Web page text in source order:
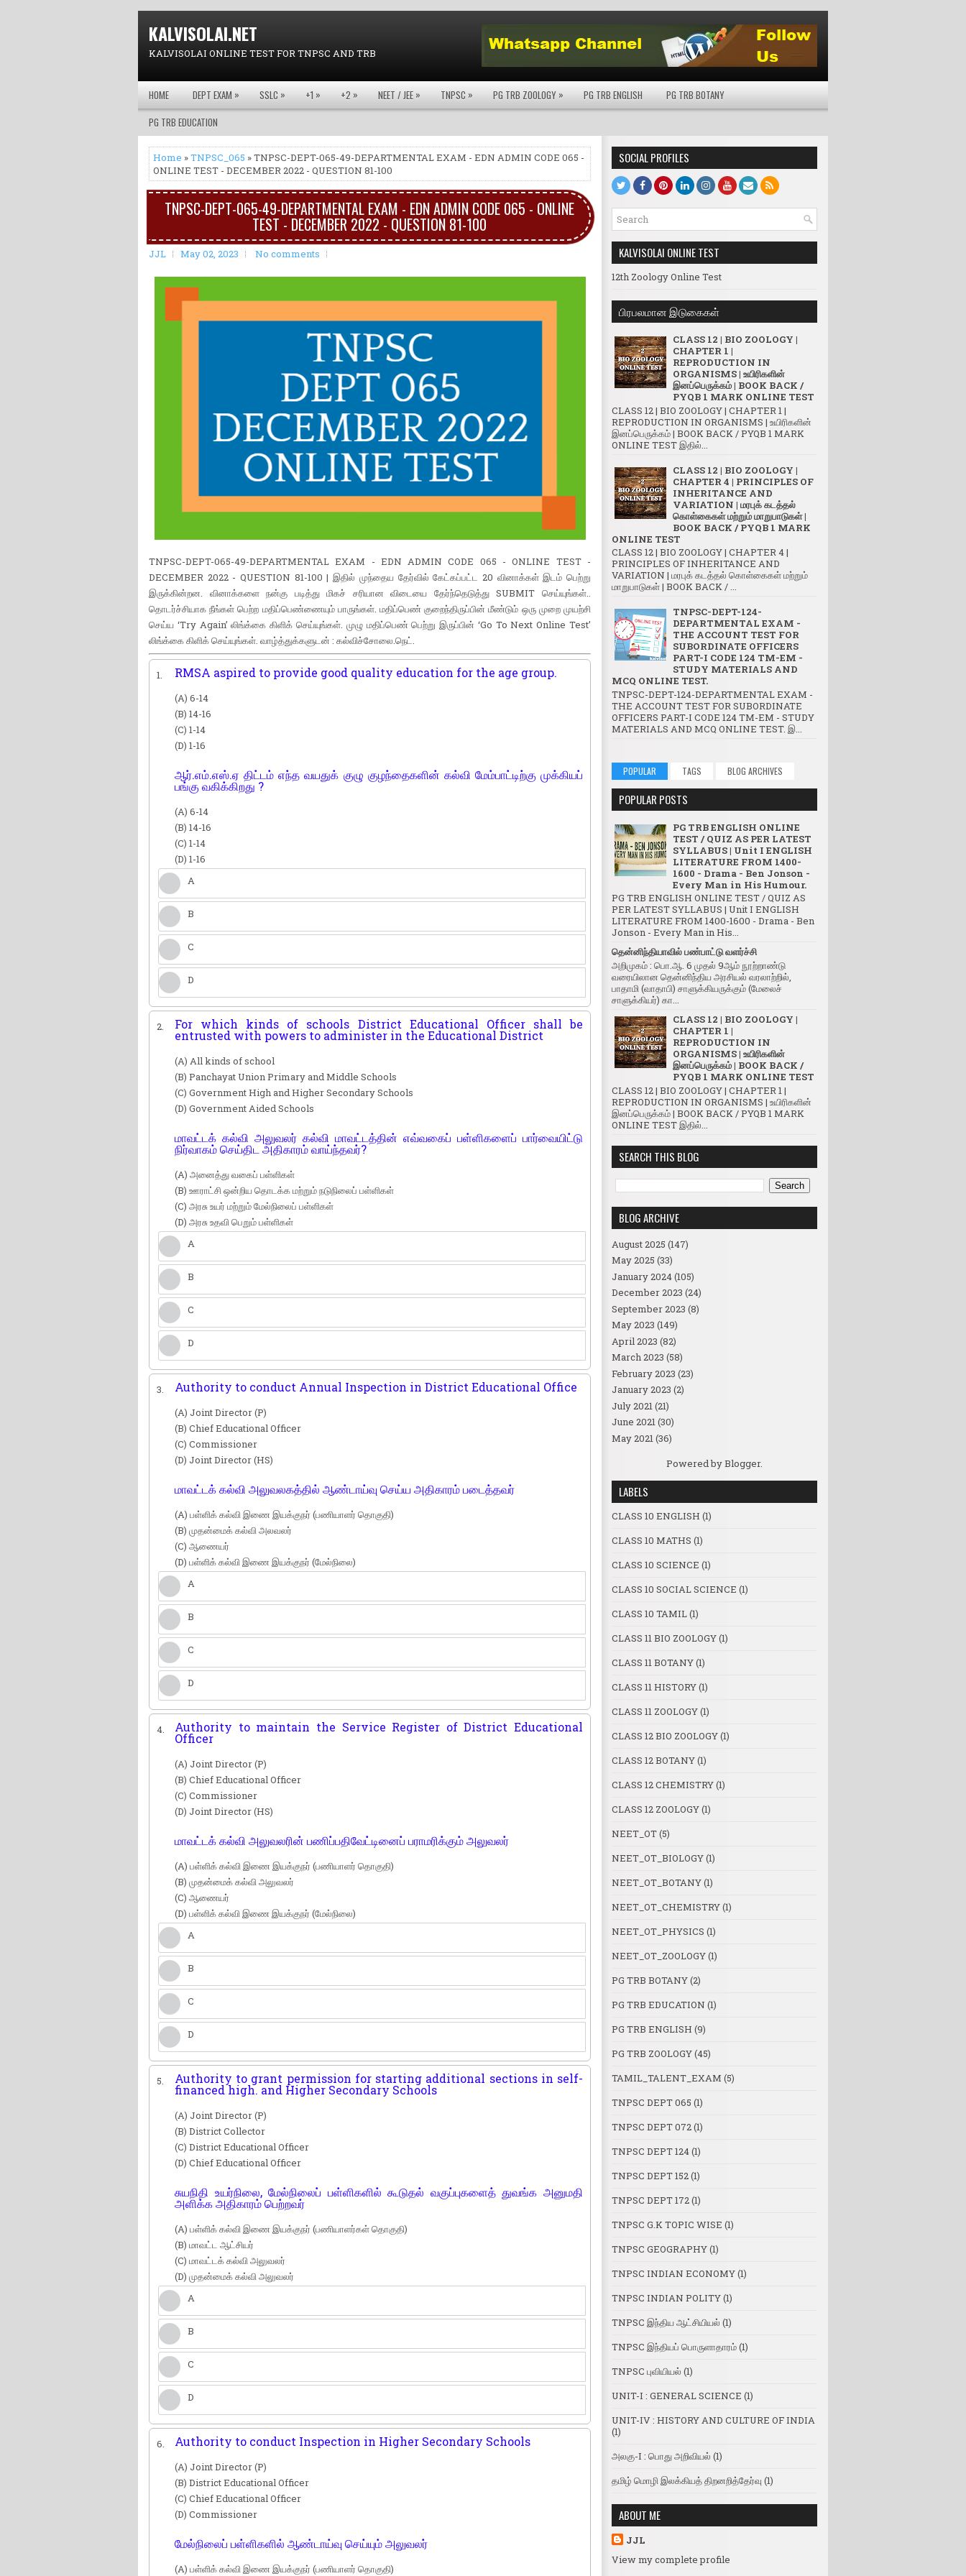
KALVISOLAI.NET
KALVISOLAI ONLINE TEST FOR TNPSC AND TRB
HOME DEPT EXAM » SSLC » +1 » +2 » NEET / JEE » TNPSC » PG TRB ZOOLOGY » PG TRB ENGLISH
PG TRB BOTANY
PG TRB EDUCATION
Home »TNPSC_065 » TNPSC-DEPT-065-49-DEPARTMENTAL EXAM - EDN ADMIN CODE 065 -
ONLINE TEST - DECEMBER 2022 - QUESTION 81-100
TNPSC-DEPT-065-49-DEPARTMENTAL EXAM - EDN ADMIN CODE 065 - ONLINE
TEST - DECEMBER 2022 - QUESTION 81-100
JJL May 02, 2023 No comments
TNPSC-DEPT-065-49-DEPARTMENTAL EXAM - EDN ADMIN CODE 065 - ONLINE TEST -
DECEMBER 2022 - QUESTION 81-100 | இதில் முந்தைய தேர்வில் கேட்கப்பட்ட 20 வினாக்கள் இடம் பெற்று
இருக்கின்றன. வினாக்களை நன்கு படித்து மிகச் சரியான விடையை தேர்ந்தெடுத்து SUBMIT செய்யுங்கள்..
தொடர்ச்சியாக நீங்கள் பெற்ற மதிப்பெண்ணையும் பாருங்கள். மதிப்பெண் குறைந்திருப்பின் மீண்டும் ஒரு முறை முயற்சி
செய்ய ‘Try Again’ லிங்க்கை கிளிக் செய்யுங்கள். முழு மதிப்பெண் பெற்று இருப்பின் ‘Go To Next Online Test’
லிங்க்கை கிளிக் செய்யுங்கள். வாழ்த்துக்களுடன் : கல்விச்சோலை.நெட்.
1. RMSA aspired to provide good quality education for the age group.
(A) 6-14
(B) 14-16
(C) 1-14
(D) 1-16
ஆர்.எம்.எஸ்.ஏ திட்டம் எந்த வயதுக் குழு குழந்தைகளின் கல்வி மேம்பாட்டிற்கு முக்கியப்
பங்கு வகிக்கிறது ?
(A) 6-14
(B) 14-16
(C) 1-14
(D) 1-16
A
B
C
D
2. For which kinds of schools District Educational Officer shall be
entrusted with powers to administer in the Educational District
(A) All kinds of school
(B) Panchayat Union Primary and Middle Schools
(C) Government High and Higher Secondary Schools
(D) Government Aided Schools
மாவட்டக் கல்வி அலுவலர் கல்வி மாவட்டத்தின் எவ்வகைப் பள்ளிகளைப் பார்வையிட்டு
நிர்வாகம் செய்திட அதிகாரம் வாய்ந்தவர்?
(A) அனைத்து வகைப் பள்ளிகள்
(B) ஊராட்சி ஒன்றிய தொடக்க மற்றும் நடுநிலைப் பள்ளிகள்
(C) அரசு உயர் மற்றும் மேல்நிலைப் பள்ளிகள்
(D) அரசு உதவி பெறும் பள்ளிகள்
A
B
C
D
3. Authority to conduct Annual Inspection in District Educational Office
(A) Joint Director (P)
(B) Chief Educational Officer
(C) Commissioner
(D) Joint Director (HS)
மாவட்டக் கல்வி அலுவலகத்தில் ஆண்டாய்வு செய்ய அதிகாரம் படைத்தவர்
(A) பள்ளிக் கல்வி இணை இயக்குநர் (பணியாளர் தொகுதி)
(B) முதன்மைக் கல்வி அலவலர்
(C) ஆணையர்
(D) பள்ளிக் கல்வி இணை இயக்குநர் (மேல்நிலை)
A
B
C
D
4. Authority to maintain the Service Register of District Educational
Officer
(A) Joint Director (P)
(B) Chief Educational Officer
(C) Commissioner
(D) Joint Director (HS)
மாவட்டக் கல்வி அலுவலரின் பணிப்பதிவேட்டினைப் பராமரிக்கும் அலுவலர்
(A) பள்ளிக் கல்வி இணை இயக்குநர் (பணியாளர் தொகுதி)
(B) முதன்மைக் கல்வி அலுவலர்
(C) ஆணையர்
(D) பள்ளிக் கல்வி இணை இயக்குநர் (மேல்நிலை)
A
B
C
D
5. Authority to grant permission for starting additional sections in self-
financed high. and Higher Secondary Schools
(A) Joint Director (P)
(B) District Collector
(C) District Educational Officer
(D) Chief Educational Officer
சுயநிதி உயர்நிலை, மேல்நிலைப் பள்ளிகளில் கூடுதல் வகுப்புகளைத் துவங்க அனுமதி
அளிக்க அதிகாரம் பெற்றவர்
(A) பள்ளிக் கல்வி இணை இயக்குநர் (பணியாளர்கள் தொகுதி)
(B) மாவட்ட ஆட்சியர்
(C) மாவட்டக் கல்வி அலுவலர்
(D) முதன்மைக் கல்வி அலுவலர்
A
B
C
D
6. Authority to conduct Inspection in Higher Secondary Schools
(A) Joint Director (P)
(B) District Educational Officer
(C) Chief Educational Officer
(D) Commissioner
மேல்நிலைப் பள்ளிகளில் ஆண்டாய்வு செய்யும் அலுவலர்
(A) பள்ளிக் கல்வி இணை இயக்குநர் (பணியாளர் தொகுதி)
SOCIAL PROFILES
KALVISOLAI ONLINE TEST
12th Zoology Online Test
பிரபலமான இடுகைகள்
CLASS 12 | BIO ZOOLOGY |
CHAPTER 1 |
REPRODUCTION IN
ORGANISMS | உயிரிகளின்
இனப்பெருக்கம் | BOOK BACK /
PYQB 1 MARK ONLINE TEST
CLASS 12 | BIO ZOOLOGY | CHAPTER 1 |
REPRODUCTION IN ORGANISMS | உயிரிகளின்
இனப்பெருக்கம் | BOOK BACK / PYQB 1 MARK
ONLINE TEST இதில்...
CLASS 12 | BIO ZOOLOGY |
CHAPTER 4 | PRINCIPLES OF
INHERITANCE AND
VARIATION | மரபுக் கடத்தல்
கொள்கைகள் மற்றும் மாறுபாடுகள் |
BOOK BACK / PYQB 1 MARK
ONLINE TEST
CLASS 12 | BIO ZOOLOGY | CHAPTER 4 |
PRINCIPLES OF INHERITANCE AND
VARIATION | மரபுக் கடத்தல் கொள்கைகள் மற்றும்
மாறுபாடுகள் | BOOK BACK / ...
TNPSC-DEPT-124-
DEPARTMENTAL EXAM -
THE ACCOUNT TEST FOR
SUBORDINATE OFFICERS
PART-I CODE 124 TM-EM -
STUDY MATERIALS AND
MCQ ONLINE TEST.
TNPSC-DEPT-124-DEPARTMENTAL EXAM -
THE ACCOUNT TEST FOR SUBORDINATE
OFFICERS PART-I CODE 124 TM-EM - STUDY
MATERIALS AND MCQ ONLINE TEST. இ...
POPULAR TAGS BLOG ARCHIVES
POPULAR POSTS
PG TRB ENGLISH ONLINE
TEST / QUIZ AS PER LATEST
SYLLABUS | Unit I ENGLISH
LITERATURE FROM 1400-
1600 - Drama - Ben Jonson -
Every Man in His Humour.
PG TRB ENGLISH ONLINE TEST / QUIZ AS
PER LATEST SYLLABUS | Unit I ENGLISH
LITERATURE FROM 1400-1600 - Drama - Ben
Jonson - Every Man in His...
தென்னிந்தியாவில் பண்பாட்டு வளர்ச்சி
அறிமுகம் : பொ.ஆ. 6 முதல் 9ஆம் நூற்றாண்டு
வரையிலான தென்னிந்திய அரசியல் வரலாற்றில்,
பாதாமி (வாதாபி) சாளுக்கியருக்கும் (மேலைச்
சாளுக்கியர்) கா...
CLASS 12 | BIO ZOOLOGY |
CHAPTER 1 |
REPRODUCTION IN
ORGANISMS | உயிரிகளின்
இனப்பெருக்கம் | BOOK BACK /
PYQB 1 MARK ONLINE TEST
CLASS 12 | BIO ZOOLOGY | CHAPTER 1 |
REPRODUCTION IN ORGANISMS | உயிரிகளின்
இனப்பெருக்கம் | BOOK BACK / PYQB 1 MARK
ONLINE TEST இதில்...
SEARCH THIS BLOG
BLOG ARCHIVE
August 2025 (147)
May 2025 (33)
January 2024(105)
December 2023 (24)
September 2023 (8)
May 2023 (149)
April 2023 (82)
March 2023 (58)
February 2023 (23)
January 2023 (2)
July 2021(21)
June 2021(30)
May 2021(36)
Powered byBlogger.
LABELS
CLASS 10 ENGLISH (1)
CLASS 10 MATHS (1)
CLASS 10 SCIENCE (1)
CLASS 10 SOCIAL SCIENCE (1)
CLASS 10 TAMIL(1)
CLASS 11 BIO ZOOLOGY(1)
CLASS 11 BOTANY(1)
CLASS 11 HISTORY(1)
CLASS 11 ZOOLOGY(1)
CLASS 12 BIO ZOOLOGY(1)
CLASS 12 BOTANY(1)
CLASS 12 CHEMISTRY(1)
CLASS 12 ZOOLOGY(1)
NEET_OT(5)
NEET_OT_BIOLOGY(1)
NEET_OT_BOTANY(1)
NEET_OT_CHEMISTRY(1)
NEET_OT_PHYSICS (1)
NEET_OT_ZOOLOGY(1)
PG TRB BOTANY(2)
PG TRB EDUCATION (1)
PG TRB ENGLISH (9)
PG TRB ZOOLOGY(45)
TAMIL_TALENT_EXAM (5)
TNPSC DEPT 065 (1)
TNPSC DEPT 072(1)
TNPSC DEPT 124(1)
TNPSC DEPT 152(1)
TNPSC DEPT 172(1)
TNPSC G.K TOPIC WISE (1)
TNPSC GEOGRAPHY(1)
TNPSC INDIAN ECONOMY(1)
TNPSC INDIAN POLITY(1)
TNPSC இந்திய ஆட்சியியல் (1)
TNPSC இந்தியப் பொருளாதாரம்(1)
TNPSC புவியியல் (1)
UNIT-I : GENERAL SCIENCE (1)
UNIT-IV : HISTORY AND CULTURE OF INDIA
(1)
அலகு-I : பொது அறிவியல் (1)
தமிழ் மொழி இலக்கியத் திறனறித்தேர்வு (1)
ABOUT ME
JJL
View my complete profile